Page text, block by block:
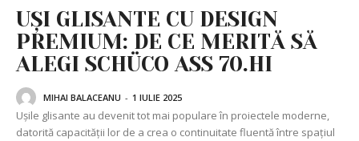
UȘI GLISANTE CU DESIGN
PREMIUM: DE CE MERITĂ SĂ
ALEGI SCHÜCO ASS 70.HI
MIHAI BALACEANU - 1 IULIE 2025
Ușile glisante au devenit tot mai populare în proiectele moderne,
datorită capacității lor de a crea o continuitate fluentă între spațiul